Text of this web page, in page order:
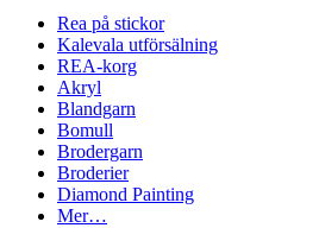
Rea på stickor
Kalevala utförsälning
REA-korg
Akryl
Blandgarn
Bomull
Brodergarn
Broderier
Diamond Painting
Mer…